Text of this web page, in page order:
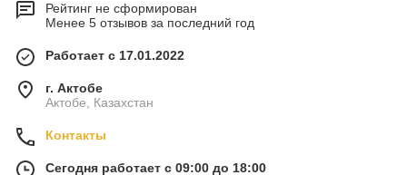
Рейтинг не сформирован
Менее 5 отзывов за последний год
Работает с 17.01.2022
г. Актобе
Актобе, Казахстан
Контакты
Сегодня работает с 09:00 до 18:00